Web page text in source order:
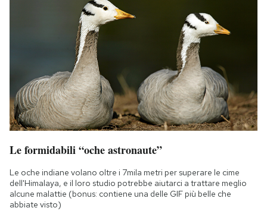
Le formidabili “oche astronaute”
Le oche indiane volano oltre i 7mila metri per superare le cime
dell'Himalaya, e il loro studio potrebbe aiutarci a trattare meglio
alcune malattie (bonus: contiene una delle GIF più belle che
abbiate visto)